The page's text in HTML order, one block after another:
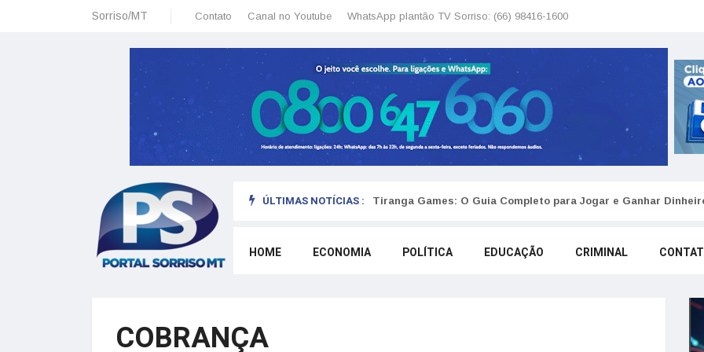
Sorriso/MT Contato Canal no Youtube WhatsApp plantão TV Sorriso: (66) 98416-1600
ÚLTIMAS NOTÍCIAS :
planeamento financeiro detalhado para não passar sufoco Tiranga Games: O Guia Completo para Jogar e Ganhar
HOME ECONOMIA POLÍTICA EDUCAÇÃO CRIMINAL
COBRANÇA